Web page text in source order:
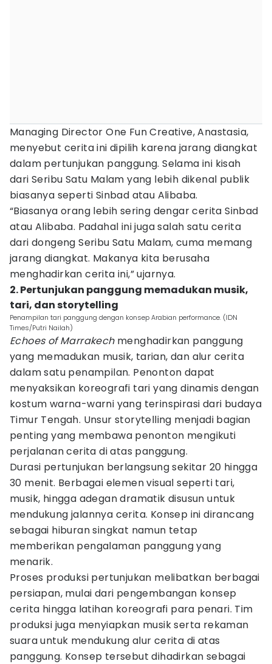
Managing Director One Fun Creative, Anastasia,
menyebut cerita ini dipilih karena jarang diangkat
dalam pertunjukan panggung. Selama ini kisah
dari Seribu Satu Malam yang lebih dikenal publik
biasanya seperti Sinbad atau Alibaba.
“Biasanya orang lebih sering dengar cerita Sinbad
atau Alibaba. Padahal ini juga salah satu cerita
dari dongeng Seribu Satu Malam, cuma memang
jarang diangkat. Makanya kita berusaha
menghadirkan cerita ini,” ujarnya.
2. Pertunjukan panggung memadukan musik,
tari, dan storytelling
Penampilan tari panggung dengan konsep Arabian performance. (IDN
Times/Putri Nailah)
Echoes of Marrakechmenghadirkan panggung
yang memadukan musik, tarian, dan alur cerita
dalam satu penampilan. Penonton dapat
menyaksikan koreografi tari yang dinamis dengan
kostum warna-warni yang terinspirasi dari budaya
Timur Tengah. Unsur storytelling menjadi bagian
penting yang membawa penonton mengikuti
perjalanan cerita di atas panggung.
Durasi pertunjukan berlangsung sekitar 20 hingga
30 menit. Berbagai elemen visual seperti tari,
musik, hingga adegan dramatik disusun untuk
mendukung jalannya cerita. Konsep ini dirancang
sebagai hiburan singkat namun tetap
memberikan pengalaman panggung yang
menarik.
Proses produksi pertunjukan melibatkan berbagai
persiapan, mulai dari pengembangan konsep
cerita hingga latihan koreografi para penari. Tim
produksi juga menyiapkan musik serta rekaman
suara untuk mendukung alur cerita di atas
panggung. Konsep tersebut dihadirkan sebagai